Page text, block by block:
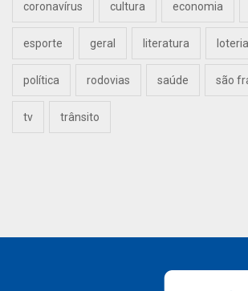
coronavírus cultura economia
esporte geral literatura
política rodovias saúde são
tv trânsito